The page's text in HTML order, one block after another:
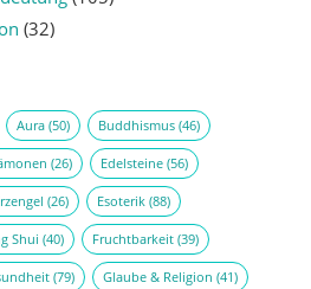
(32)
Aura(50) Buddhismus(46)
(26) Edelsteine(56)
(26) Esoterik(88)
Shui (40) Fruchtbarkeit(39)
(79) Glaube & Religion (41)